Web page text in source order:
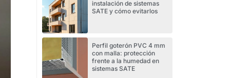
instalación de sistemas
SATE y cómo evitarlos
Perfil goterón PVC 4 mm
con malla: protección
frente a la humedad en
sistemas SATE